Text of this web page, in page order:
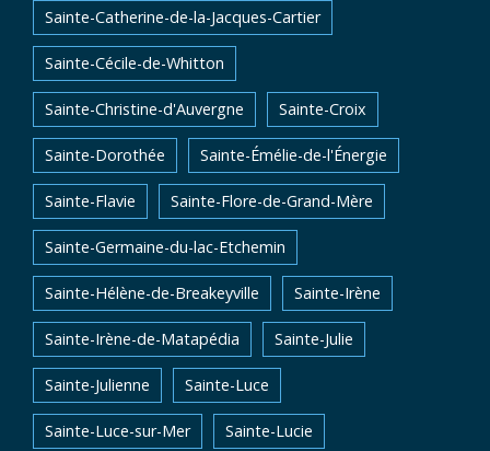
Sainte-Catherine-de-la-Jacques-Cartier
Sainte-Cécile-de-Whitton
Sainte-Christine-d'Auvergne Sainte-Croix
Sainte-Dorothée Sainte-Émélie-de-l'Énergie
Sainte-Flavie Sainte-Flore-de-Grand-Mère
Sainte-Germaine-du-lac-Etchemin
Sainte-Hélène-de-Breakeyville Sainte-Irène
Sainte-Irène-de-Matapédia Sainte-Julie
Sainte-Julienne Sainte-Luce
Sainte-Luce-sur-Mer Sainte-Lucie